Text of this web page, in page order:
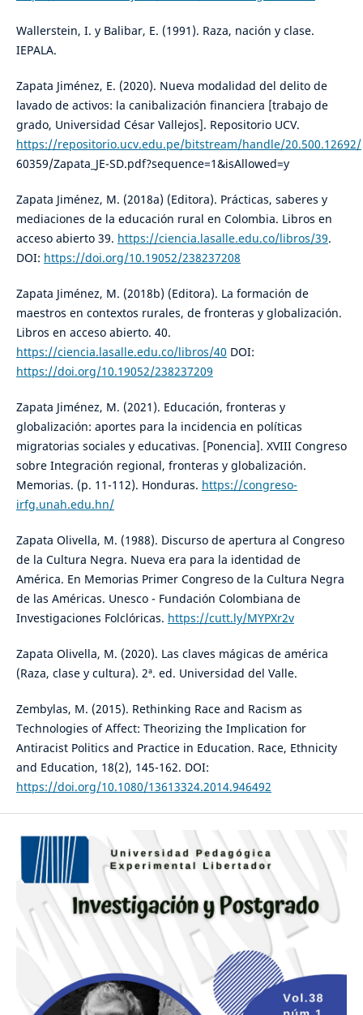
Wallerstein, I. y Balibar, E. (1991). Raza, nación y clase.
IEPALA.
Zapata Jiménez, E. (2020). Nueva modalidad del delito de
lavado de activos: la canibalización financiera [trabajo de
grado, Universidad César Vallejos]. Repositorio UCV.
https://repositorio.ucv.edu.pe/bitstream/handle/20.500.12692/
60359/Zapata_JE-SD.pdf?sequence=1&isAllowed=y
Zapata Jiménez, M. (2018a) (Editora). Prácticas, saberes y
mediaciones de la educación rural en Colombia. Libros en
acceso abierto 39. https://ciencia.lasalle.edu.co/libros/39.
DOI: https://doi.org/10.19052/238237208
Zapata Jiménez, M. (2018b) (Editora). La formación de
maestros en contextos rurales, de fronteras y globalización.
Libros en acceso abierto. 40.
https://ciencia.lasalle.edu.co/libros/40 DOI:
https://doi.org/10.19052/238237209
Zapata Jiménez, M. (2021). Educación, fronteras y
globalización: aportes para la incidencia en políticas
migratorias sociales y educativas. [Ponencia]. XVIII Congreso
sobre Integración regional, fronteras y globalización.
Memorias. (p. 11-112). Honduras. https://congreso-
irfg.unah.edu.hn/
Zapata Olivella, M. (1988). Discurso de apertura al Congreso
de la Cultura Negra. Nueva era para la identidad de
América. En Memorias Primer Congreso de la Cultura Negra
de las Américas. Unesco - Fundación Colombiana de
Investigaciones Folclóricas. https://cutt.ly/MYPXr2v
Zapata Olivella, M. (2020). Las claves mágicas de américa
(Raza, clase y cultura). 2ª. ed. Universidad del Valle.
Zembylas, M. (2015). Rethinking Race and Racism as
Technologies of Affect: Theorizing the Implication for
Antiracist Politics and Practice in Education. Race, Ethnicity
and Education, 18(2), 145-162. DOI:
https://doi.org/10.1080/13613324.2014.946492